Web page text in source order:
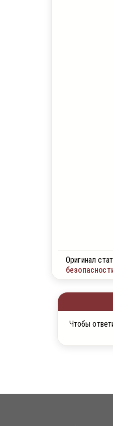
Оригинал
Чтобы